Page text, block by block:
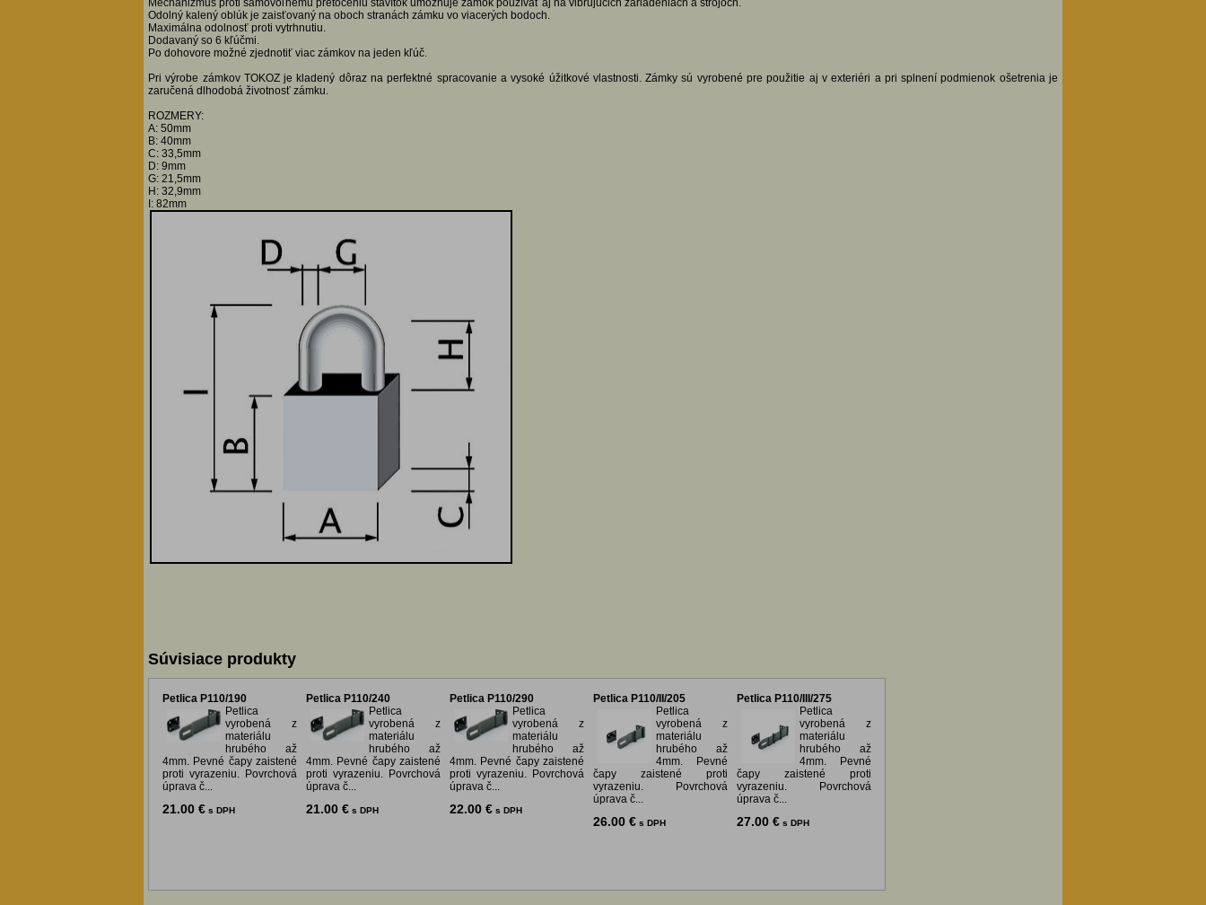
Mechanizmus proti samovoľnému pretočeniu stavítok umožňuje zámok používať aj na vibrujúcich zariadeniach a strojoch.
Odolný kalený oblúk je zaisťovaný na oboch stranách zámku vo viacerých bodoch.
Maximálna odolnosť proti vytrhnutiu.
Dodavaný so 6 kľúčmi.
Po dohovore možné zjednotiť viac zámkov na jeden kľúč.
Pri výrobe zámkov TOKOZ je kladený dôraz na perfektné spracovanie a vysoké úžitkové vlastnosti. Zámky sú vyrobené pre použitie aj v exteriéri a pri splnení podmienok ošetrenia je
zaručená dlhodobá životnosť zámku.
ROZMERY:
A: 50mm
B: 40mm
C: 33,5mm
D: 9mm
G: 21,5mm
H: 32,9mm
I: 82mm
Súvisiace produkty
Petlica P110/190
Petlica
vyrobená z
materiálu
hrubého až
4mm. Pevné čapy zaistené
proti vyrazeniu. Povrchová
úprava č...
21.00 € s DPH
Petlica P110/240
Petlica
vyrobená z
materiálu
hrubého až
4mm. Pevné čapy zaistené
proti vyrazeniu. Povrchová
úprava č...
21.00 € s DPH
Petlica P110/290
Petlica
vyrobená z
materiálu
hrubého až
4mm. Pevné čapy zaistené
proti vyrazeniu. Povrchová
úprava č...
22.00 € s DPH
Petlica P110/II/205
Petlica
vyrobená z
materiálu
hrubého až
4mm. Pevné
čapy zaistené proti
vyrazeniu. Povrchová
úprava č...
26.00 € s DPH
Petlica P110/III/275
Petlica
vyrobená z
materiálu
hrubého až
4mm. Pevné
čapy zaistené proti
vyrazeniu. Povrchová
úprava č...
27.00 € s DPH